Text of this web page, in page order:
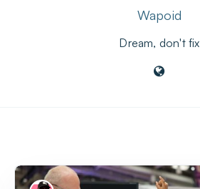
Wapoid
Dream, don't fix